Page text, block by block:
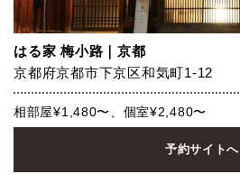
はる家 梅小路｜京都
京都府京都市下京区和気町1-12
相部屋¥1,480〜、個室¥2,480〜
予約サイトへ